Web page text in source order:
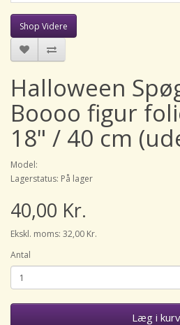
Shop Videre
Halloween
Boooo figur
18" / 40 cm
Model:
Lagerstatus: På lager
40,00 Kr.
Ekskl. moms: 32,00 Kr.
Antal
Læg i kurv